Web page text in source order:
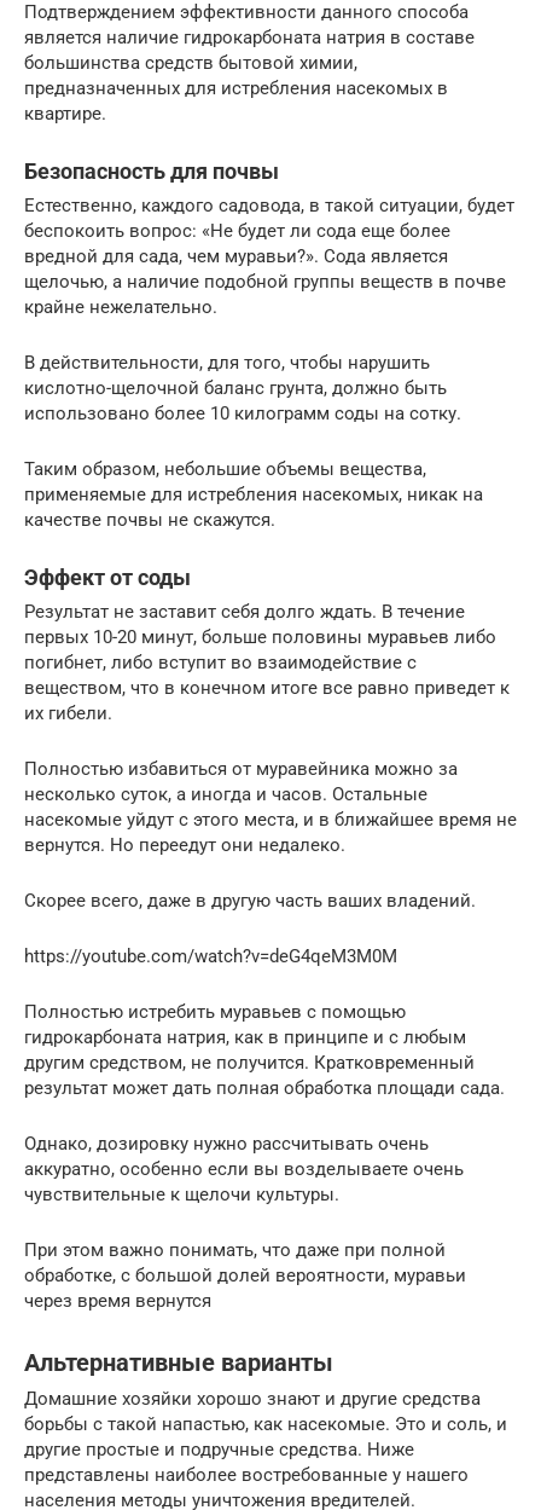
Подтверждением эффективности данного способа
является наличие гидрокарбоната натрия в составе
большинства средств бытовой химии,
предназначенных для истребления насекомых в
квартире.
Безопасность для почвы
Естественно, каждого садовода, в такой ситуации, будет
беспокоить вопрос: «Не будет ли сода еще более
вредной для сада, чем муравьи?». Сода является
щелочью, а наличие подобной группы веществ в почве
крайне нежелательно.
В действительности, для того, чтобы нарушить
кислотно-щелочной баланс грунта, должно быть
использовано более 10 килограмм соды на сотку.
Таким образом, небольшие объемы вещества,
применяемые для истребления насекомых, никак на
качестве почвы не скажутся.
Эффект от соды
Результат не заставит себя долго ждать. В течение
первых 10-20 минут, больше половины муравьев либо
погибнет, либо вступит во взаимодействие с
веществом, что в конечном итоге все равно приведет к
их гибели.
Полностью избавиться от муравейника можно за
несколько суток, а иногда и часов. Остальные
насекомые уйдут с этого места, и в ближайшее время не
вернутся. Но переедут они недалеко.
Скорее всего, даже в другую часть ваших владений.
https://youtube.com/watch?v=deG4qeM3M0M
Полностью истребить муравьев с помощью
гидрокарбоната натрия, как в принципе и с любым
другим средством, не получится. Кратковременный
результат может дать полная обработка площади сада.
Однако, дозировку нужно рассчитывать очень
аккуратно, особенно если вы возделываете очень
чувствительные к щелочи культуры.
При этом важно понимать, что даже при полной
обработке, с большой долей вероятности, муравьи
через время вернутся
Альтернативные варианты
Домашние хозяйки хорошо знают и другие средства
борьбы с такой напастью, как насекомые. Это и соль, и
другие простые и подручные средства. Ниже
представлены наиболее востребованные у нашего
населения методы уничтожения вредителей.